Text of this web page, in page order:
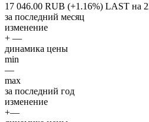
17 046.00 RUB (+1.16%) LAST на
за последний месяц
изменение
+ —
динамика цены
min
—
max
за последний год
изменение
+—